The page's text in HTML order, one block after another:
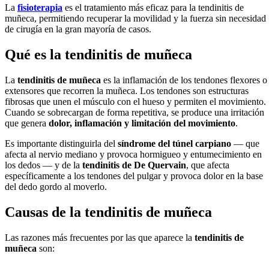
La fisioterapia es el tratamiento más eficaz para la tendinitis de
muñeca, permitiendo recuperar la movilidad y la fuerza sin necesidad
de cirugía en la gran mayoría de casos.
Qué es la tendinitis de muñeca
La tendinitis de muñeca es la inflamación de los tendones flexores o
extensores que recorren la muñeca. Los tendones son estructuras
fibrosas que unen el músculo con el hueso y permiten el movimiento.
Cuando se sobrecargan de forma repetitiva, se produce una irritación
que genera dolor, inflamación y limitación del movimiento.
Es importante distinguirla del síndrome del túnel carpiano — que
afecta al nervio mediano y provoca hormigueo y entumecimiento en
los dedos — y de la tendinitis de De Quervain, que afecta
específicamente a los tendones del pulgar y provoca dolor en la base
del dedo gordo al moverlo.
Causas de la tendinitis de muñeca
Las razones más frecuentes por las que aparece la tendinitis de
muñeca son: